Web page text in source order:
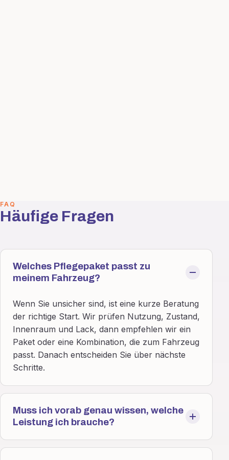
FAQ
Häufige Fragen
Welches Pflegepaket passt zu
meinem Fahrzeug?
Wenn Sie unsicher sind, ist eine kurze Beratung
der richtige Start. Wir prüfen Nutzung, Zustand,
Innenraum und Lack, dann empfehlen wir ein
Paket oder eine Kombination, die zum Fahrzeug
passt. Danach entscheiden Sie über nächste
Schritte.
Muss ich vorab genau wissen, welche
Leistung ich brauche?